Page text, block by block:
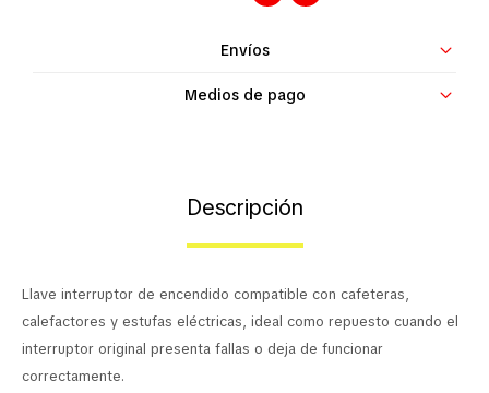
Envíos
Medios de pago
Descripción
Llave interruptor de encendido compatible con cafeteras,
calefactores y estufas eléctricas, ideal como repuesto cuando el
interruptor original presenta fallas o deja de funcionar
correctamente.